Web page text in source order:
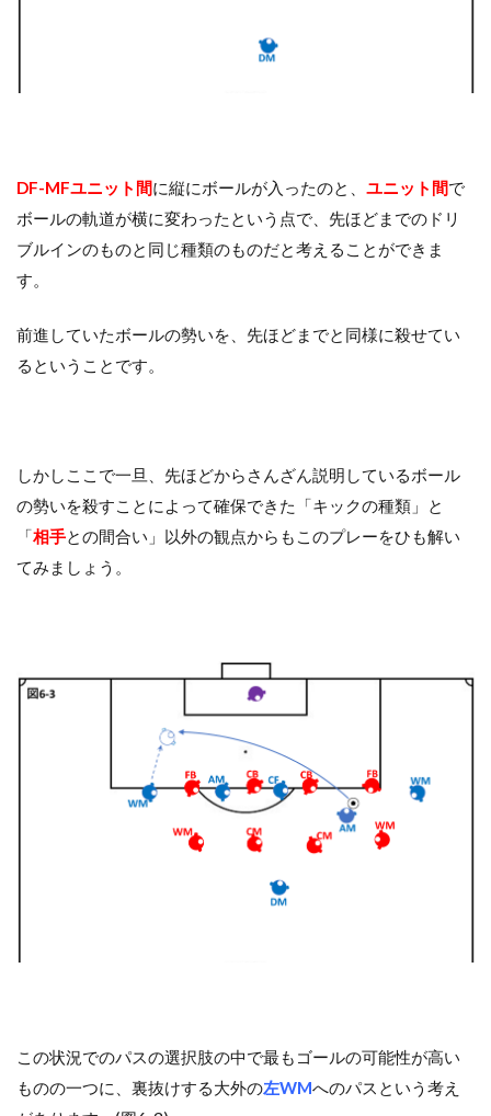
DF-MFユニット間に縦にボールが入ったのと、 ユニット間で
ボールの軌道が横に変わったという点で、先ほどまでのドリ
ブルインのものと同じ種類のものだと考えることができま
す。
前進していたボールの勢いを、先ほどまでと同様に殺せてい
るということです。
しかしここで一旦、先ほどからさんざん説明しているボール
の勢いを殺すことによって確保できた「キックの種類」と
「相手との間合い」以外の観点からもこのプレーをひも解い
てみましょう。
この状況でのパスの選択肢の中で最もゴールの可能性が高い
ものの一つに、裏抜けする大外の左WMへのパスという考え